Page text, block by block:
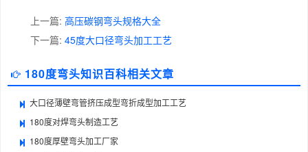
上一篇: 高压碳钢弯头规格大全
下一篇: 45度大口径弯头加工工艺
180度弯头知识百科相关文章
大口径薄壁弯管挤压成型弯折成型加工工艺
180度对焊弯头制造工艺
180度厚壁弯头加工厂家